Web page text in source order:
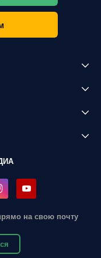
на свою почту